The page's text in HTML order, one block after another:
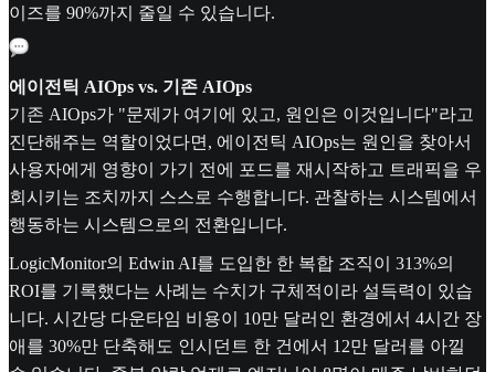
이즈를 90%까지 줄일 수 있습니다.
에이전틱 AIOps vs. 기존 AIOps
기존 AIOps가 "문제가 여기에 있고, 원인은 이것입니다"라고
진단해주는 역할이었다면, 에이전틱 AIOps는 원인을 찾아서
사용자에게 영향이 가기 전에 포드를 재시작하고 트래픽을 우
회시키는 조치까지 스스로 수행합니다. 관찰하는 시스템에서
행동하는 시스템으로의 전환입니다.
LogicMonitor의 Edwin AI를 도입한 한 복합 조직이 313%의
ROI를 기록했다는 사례는 수치가 구체적이라 설득력이 있습
니다. 시간당 다운타임 비용이 10만 달러인 환경에서 4시간 장
애를 30%만 단축해도 인시던트 한 건에서 12만 달러를 아낄